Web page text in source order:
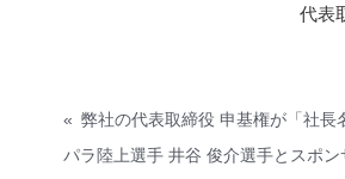
代表
« 弊社の代表取締役 申基権が「社長